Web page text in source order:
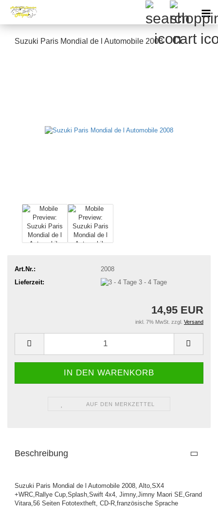
Suzuki Paris Mondial de l Automobile 2008
Art.Nr.:
2008
Lieferzeit:
3 - 4 Tage
14,95 EUR
inkl. 7% MwSt. zzgl. Versand
AUF DEN MERKZETTEL
Beschreibung
Suzuki Paris Mondial de l Automobile 2008, Alto,SX4
+WRC,Rallye Cup,Splash,Swift 4x4, Jimny,Jimny Maori SE,Grand
Vitara,56 Seiten Fototextheft, CD-R,französische Sprache